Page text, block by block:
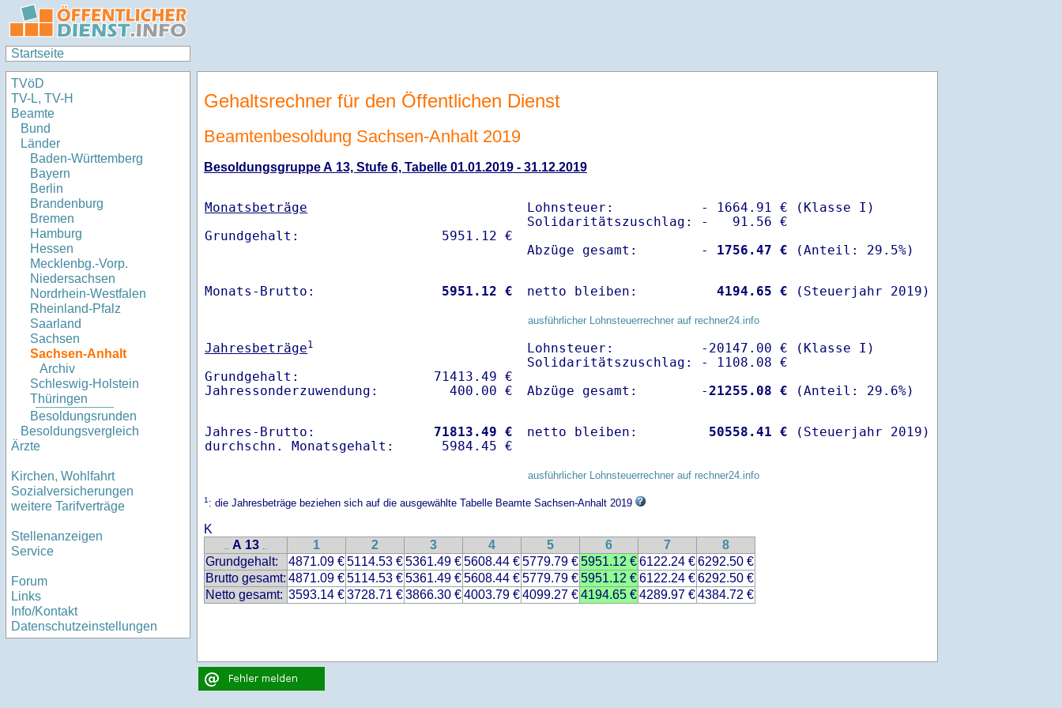
Startseite
TVöD
TV-L, TV-H
Beamte
Bund
Länder
Baden-Württemberg
Bayern
Berlin
Brandenburg
Bremen
Hamburg
Hessen
Mecklenbg.-Vorp.
Niedersachsen
Nordrhein-Westfalen
Rheinland-Pfalz
Saarland
Sachsen
Sachsen-Anhalt
Archiv
Schleswig-Holstein
Thüringen
Besoldungsrunden
Besoldungsvergleich
Ärzte
Kirchen, Wohlfahrt
Sozialversicherungen
weitere Tarifverträge
Stellenanzeigen
Service
Forum
Links
Info/Kontakt
Datenschutzeinstellungen
Gehaltsrechner für den Öffentlichen Dienst
Beamtenbesoldung Sachsen-Anhalt 2019
Besoldungsgruppe A 13, Stufe 6, Tabelle 01.01.2019 - 31.12.2019
Monatsbeträge
Lohnsteuer:           - 1664.91 € (Klasse I)
Solidaritätszuschlag: -   91.56 €
Abzüge gesamt:        -
1756.47 €
Monats-Brutto: 5951.12 € netto bleiben: 4194.65 € (Steuerjahr 2019)
ausführlicher Lohnsteuerrechner auf rechner24.info
Jahresbeträge1
Grundgehalt:                 71413.49 €
Lohnsteuer:           -20147.00 € (Klasse I)
Solidaritätszuschlag: - 1108.08 €
Abzüge gesamt:        -21255.08 €
Jahres-Brutto: 71813.49 €
netto bleiben: 50558.41 € (Steuerjahr 2019)
ausführlicher Lohnsteuerrechner auf rechner24.info
1: die Jahresbeträge beziehen sich auf die ausgewählte Tabelle Beamte Sachsen-Anhalt 2019
K
.. A 13 .. 1 2 3 4 5 6 7
8
Grundgehalt:
4871.09 €5114.53 €5361.49 €5608.44 €5779.79 €5951.12 €6122.24 €6292.50 €
Brutto gesamt: 4871.09 €5114.53 €5361.49 €5608.44 €5779.79 €5951.12 €6122.24 €6292.50 €
Netto gesamt: 3593.14 €3728.71 €3866.30 €4003.79 €4099.27 €4194.65 €4289.97 €4384.72 €